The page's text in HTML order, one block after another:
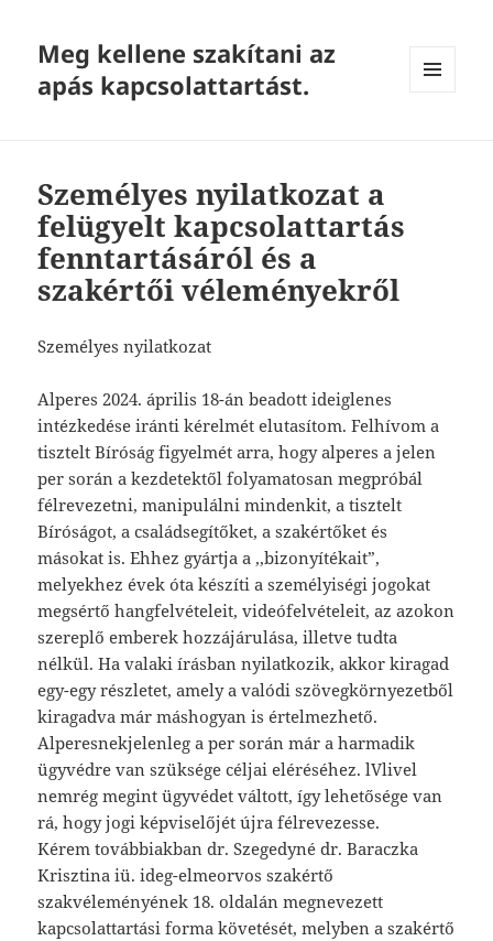
Meg kellene szakítani az
apás kapcsolattartást.
Személyes nyilatkozat a
felügyelt kapcsolattartás
fenntartásáról és a
szakértői véleményekről
Személyes nyilatkozat
Alperes 2024. április 18-án beadott ideiglenes
intézkedése iránti kérelmét elutasítom. Felhívom a
tisztelt Bíróság figyelmét arra, hogy alperes a jelen
per során a kezdetektől folyamatosan megpróbál
félrevezetni, manipulálni mindenkit, a tisztelt
Bíróságot, a családsegítőket, a szakértőket és
másokat is. Ehhez gyártja a ,,bizonyítékait”,
melyekhez évek óta készíti a személyiségi jogokat
megsértő hangfelvételeit, videófelvételeit, az azokon
szereplő emberek hozzájárulása, illetve tudta
nélkül. Ha valaki írásban nyilatkozik, akkor kiragad
egy-egy részletet, amely a valódi szövegkörnyezetből
kiragadva már máshogyan is értelmezhető.
Alperesnekjelenleg a per során már a harmadik
ügyvédre van szüksége céljai eléréséhez. lVlivel
nemrég megint ügyvédet váltott, így lehetősége van
rá, hogy jogi képviselőjét újra félrevezesse.
Kérem továbbiakban dr. Szegedyné dr. Baraczka
Krisztina iü. ideg-elmeorvos szakértő
szakvéleményének 18. oldalán megnevezett
kapcsolattartási forma követését, melyben a szakértő